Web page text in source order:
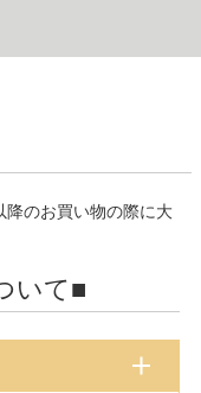
降のお買い物の際に大
いて■